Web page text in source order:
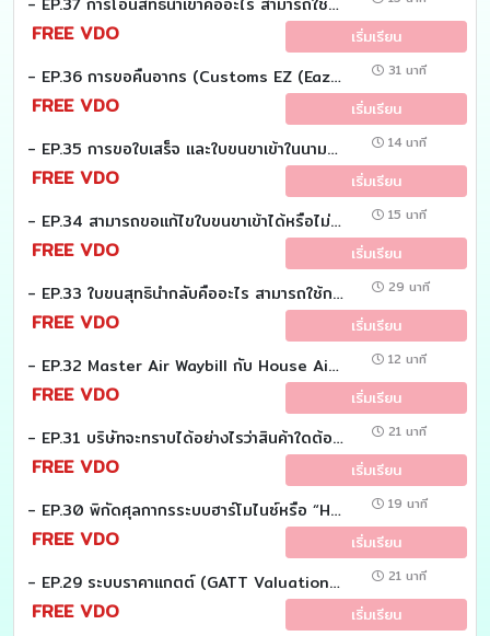
FREE VDO เริ่มเรียน
- EP.36 การขอคืนอากร (Customs EZ (Eazy)) 31 นาที
FREE VDO เริ่มเรียน
- EP.35 การขอใบเสร็จ และใบขนขาเข้าในนามบริษัท เมื่อเดินผ่านช่องแดง ณ จุดขาเข้าที่สนามบิน (Customs EZ (Eazy)) 14 นาที
FREE VDO เริ่มเรียน
- EP.34 สามารถขอแก้ไขใบขนขาเข้าได้หรือไม่ และมีขั้นตอนการดำเนินการอย่างไร (Customs EZ (Eazy)) 15 นาที
FREE VDO เริ่มเรียน
- EP.33 ใบขนสุทธินำกลับคืออะไร สามารถใช้กรณีไหนได้บ้างและมีขั้นตอนการดำเนินการอย่างไร (Customs EZ (Eazy) 29 นาที
FREE VDO เริ่มเรียน
- EP.32 Master Air Waybill กับ House Air Waybill ต่างกันอย่างไร (Customs EZ (Easy)) 12 นาที
FREE VDO เริ่มเรียน
- EP.31 บริษัทจะทราบได้อย่างไรว่าสินค้าใดต้องเสียอากร (Customs EZ (Easy)) 21 นาที
FREE VDO เริ่มเรียน
- EP.30 พิกัดศุลกากรระบบฮาร์โมไนซ์หรือ “HS Code” (Customs EZ (Easy)) 19 นาที
FREE VDO เริ่มเรียน
- EP.29 ระบบราคาแกตต์ (GATT Valuation) (Customs EZ (Easy)) 21 นาที
FREE VDO เริ่มเรียน